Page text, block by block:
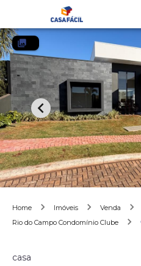
Home Imóveis Venda
Rio do Campo Condomínio Clube
casa